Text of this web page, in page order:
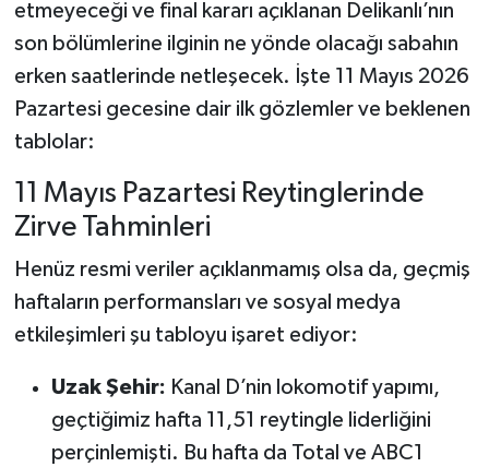
etmeyeceği ve final kararı açıklanan Delikanlı’nın
son bölümlerine ilginin ne yönde olacağı sabahın
erken saatlerinde netleşecek. İşte 11 Mayıs 2026
Pazartesi gecesine dair ilk gözlemler ve beklenen
tablolar:
11 Mayıs Pazartesi Reytinglerinde
Zirve Tahminleri
Henüz resmi veriler açıklanmamış olsa da, geçmiş
haftaların performansları ve sosyal medya
etkileşimleri şu tabloyu işaret ediyor:
Uzak Şehir: Kanal D’nin lokomotif yapımı,
geçtiğimiz hafta 11,51 reytingle liderliğini
perçinlemişti. Bu hafta da Total ve ABC1